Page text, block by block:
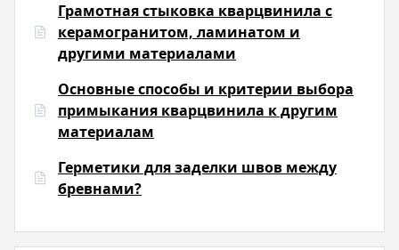
Грамотная стыковка кварцвинила с
керамогранитом, ламинатом и
другими материалами
Основные способы и критерии выбора
примыкания кварцвинила к другим
материалам
Герметики для заделки швов между
бревнами?